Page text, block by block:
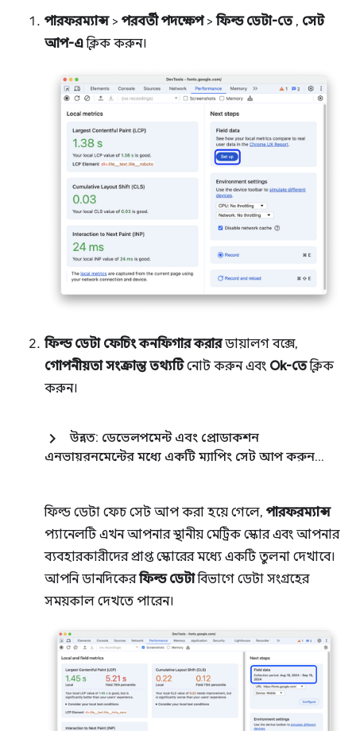
পারফরম্যান্স> পরবর্তী পদক্ষেপ>ফিল্ড ডেটা-তে, সেট
আপ-এক্লিক করুন।
ফিল্ড ডেটা ফেচিং কনফিগার করারডায়ালগ বক্সে,
গোপনীয়তা সংক্রান্ত তথ্যটিনোট করুন এবং Ok-তেক্লিক
করুন।
উন্নত: ডেভেলপমেন্ট এবং প্রোডাকশন
এনভায়রনমেন্টের মধ্যে একটি ম্যাপিং সেট আপ করুন...
ফিল্ড ডেটা ফেচ সেট আপ করা হয়ে গেলে, পারফরম্যান্স
প্যানেলটি এখন আপনার স্থানীয় মেট্রিক স্কোর এবং আপনার
ব্যবহারকারীদের প্রাপ্ত স্কোরের মধ্যে একটি তুলনা দেখাবে।
আপনি ডানদিকেরফিল্ড ডেটাবিভাগে ডেটা সংগ্রহের
সময়কাল দেখতে পারেন।